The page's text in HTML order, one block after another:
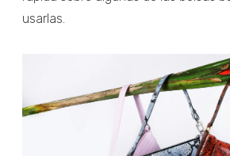
usarlas.